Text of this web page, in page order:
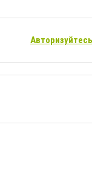
Авторизуйтесь